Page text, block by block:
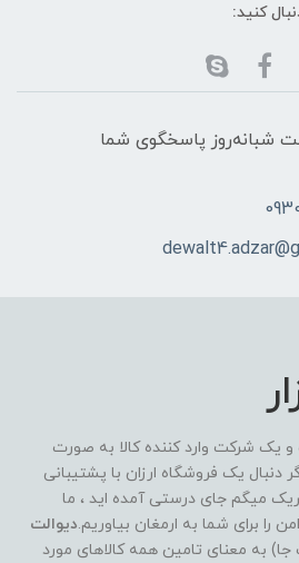
کنید:
هفته ، ۲۴ ساعت شبانه‌روز پاسخگوی شما
و یک شرکت وارد کننده کالا به صورت
یک فروشگاه ارزان با پشتیبانی
تبریک میگم جای درستی آمده اید ، ما
را برای شما به ارمغان بیاوریم.دیوالت
به معنای تامین همه کالاهای مورد